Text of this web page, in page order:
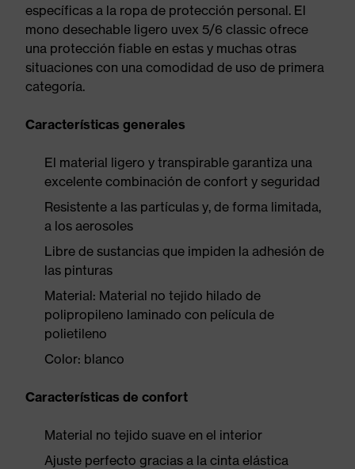
específicas a la ropa de protección personal. El
mono desechable ligero uvex 5/6 classic ofrece
una protección fiable en estas y muchas otras
situaciones con una comodidad de uso de primera
categoría.
Características generales
El material ligero y transpirable garantiza una
excelente combinación de confort y seguridad
Resistente a las partículas y, de forma limitada,
a los aerosoles
Libre de sustancias que impiden la adhesión de
las pinturas
Material: Material no tejido hilado de
polipropileno laminado con película de
polietileno
Color: blanco
Características de confort
Material no tejido suave en el interior
Ajuste perfecto gracias a la cinta elástica